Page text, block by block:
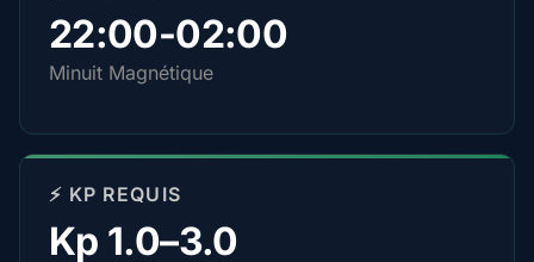
22:00-02:00
Minuit Magnétique
⚡ KP REQUIS
Kp 1.0–3.0